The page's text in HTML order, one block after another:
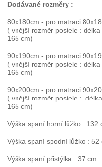
Dodávané rozměry :
80x180cm - pro matraci
( vnější rozměr postele :
165 cm)
90x190cm - pro matraci
( vnější rozměr postele :
165 cm)
90x200cm - pro matraci
( vnější rozměr postele :
165 cm)
Výška spaní horní lůžko : 132
Výška spaní spodní lůžko : 52
Výška spaní přistýlka : 37 cm